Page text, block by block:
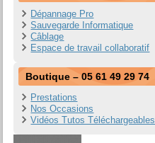
Dépannage Pro
Sauvegarde Informatique
Câblage
Espace de travail collaboratif
Boutique – 05 61 49 29 74
Prestations
Nos Occasions
Vidéos Tutos Téléchargeables